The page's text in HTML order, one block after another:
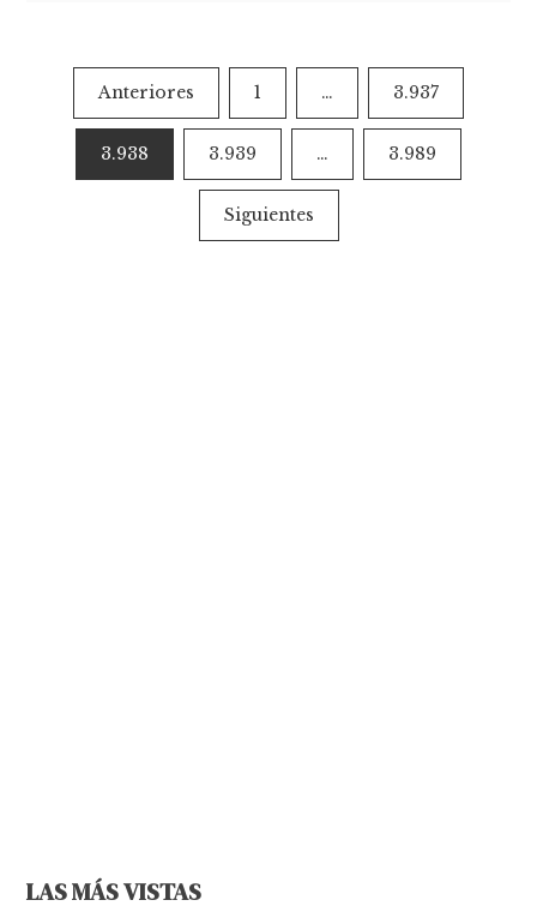
Paginación
entradas
Anteriores 1 … 3.937
3.938 3.939 … 3.989
Siguientes
LAS MÁS VISTAS